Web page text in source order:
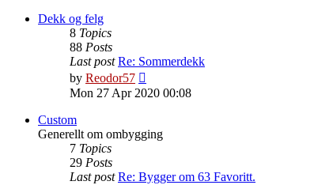
Dekk og felg
8 Topics
88 Posts
Last post Re: Sommerdekk
by Reodor57
the
Mon 27 Apr 2020 00:08
Custom
Generellt om ombygging
7 Topics
29 Posts
Last post Re: Bygger om 63 Favoritt.